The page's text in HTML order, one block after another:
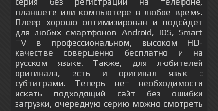
планшете или компьютере в любое время.
Плеер хорошо оптимизирован и подойдет
для любых смартфонов Android, IOS, Smart
TV в профессиональном, высоком HD-
качестве совершенно бесплатно и на
русском языке. Также, для любителей
оригинала, есть и оригинал язык с
субтитрами. Теперь нет необходимости
искать подходящий сайт без ошибки
загрузки, очередную серию можно смотреть